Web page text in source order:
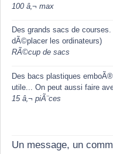
100 â‚¬ max
Des grands sacs de
dÃ©placer les ordinateurs)
RÃ©cup de sacs
Des bacs plastiques
utile... On peut aussi faire
15 â‚¬ piÃ¨ces
Un message, un